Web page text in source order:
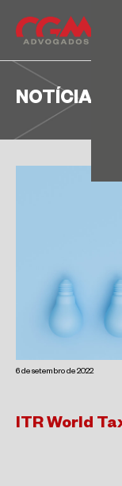
NOTÍCIA
6 de setembro de 2022
ITR World